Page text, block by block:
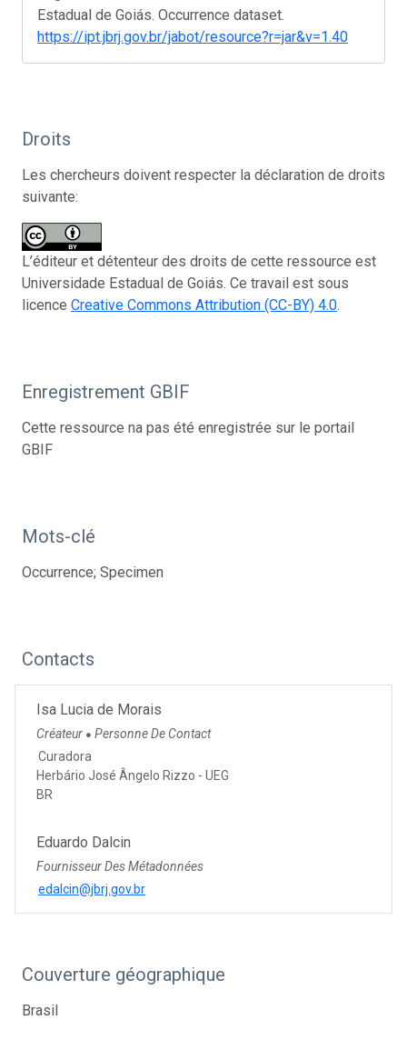
Estadual de Goiás. Occurrence dataset.
https://ipt.jbrj.gov.br/jabot/resource?r=jar&v=1.40
Droits
Les chercheurs doivent respecter la déclaration de droits
suivante:
L’éditeur et détenteur des droits de cette ressource est
Universidade Estadual de Goiás. Ce travail est sous
licence Creative Commons Attribution (CC-BY) 4.0.
Enregistrement GBIF
Cette ressource na pas été enregistrée sur le portail
GBIF
Mots-clé
Occurrence; Specimen
Contacts
Isa Lucia de Morais
Créateur ● Personne De Contact
Curadora
Herbário José Ângelo Rizzo - UEG
BR
Eduardo Dalcin
Fournisseur Des Métadonnées
edalcin@jbrj.gov.br
Couverture géographique
Brasil